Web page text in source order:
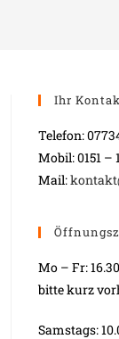
Ihr
Telefon:
Mobil: 0151 –
Mail:
Mo – Fr:
bitte kurz
Samstags: